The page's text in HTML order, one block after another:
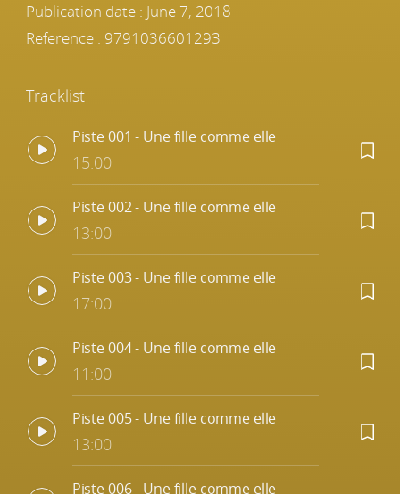
Publication date : June 7, 2018
Reference : 9791036601293
Tracklist
Piste 001 - Une fille comme elle
15:00
Piste 002 - Une fille comme elle
13:00
Piste 003 - Une fille comme elle
17:00
Piste 004 - Une fille comme elle
11:00
Piste 005 - Une fille comme elle
13:00
Piste 006 - Une fille comme elle